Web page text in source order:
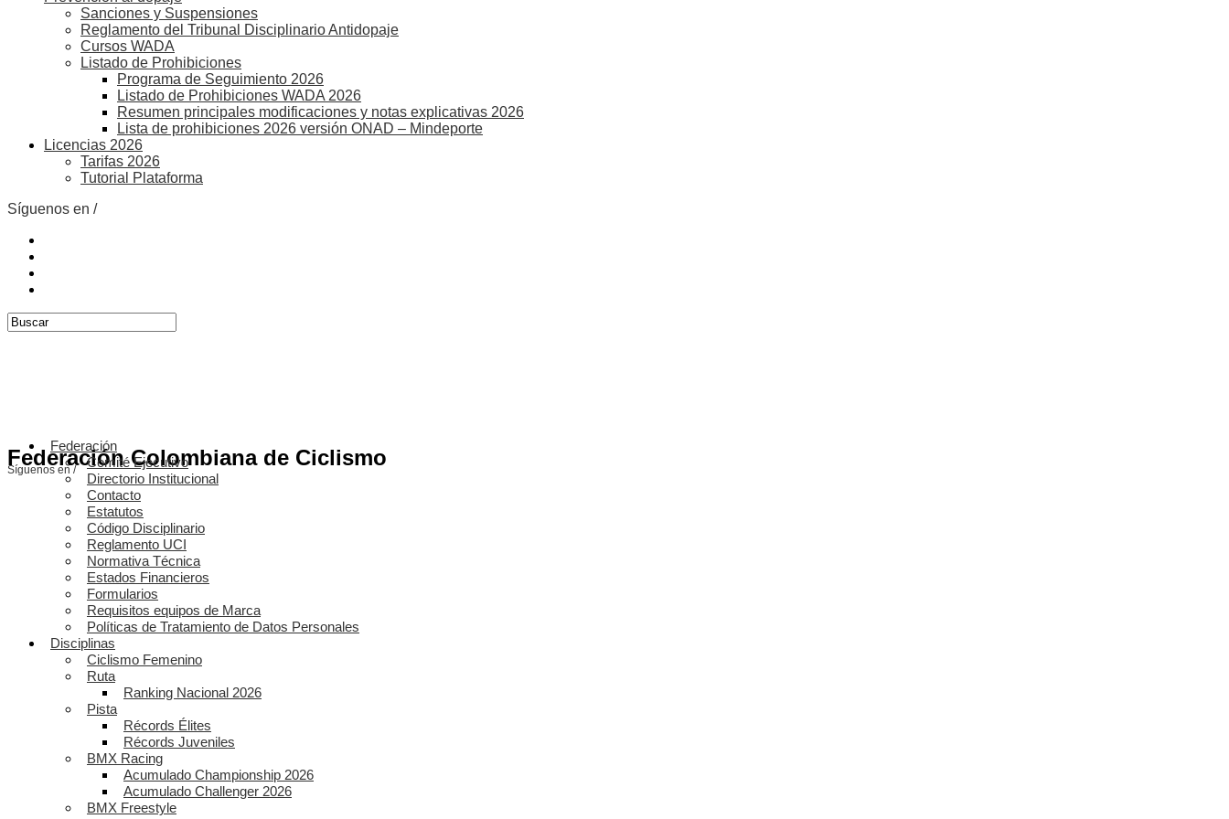
Sanciones y Suspensiones
Reglamento del Tribunal Disciplinario Antidopaje
Cursos WADA
Listado de Prohibiciones
Programa de Seguimiento 2026
Listado de Prohibiciones WADA 2026
Resumen principales modificaciones y notas explicativas 2026
Lista de prohibiciones 2026 versión ONAD – Mindeporte
Licencias 2026
Tarifas 2026
Tutorial Plataforma
Síguenos en /
Federación Colombiana de Ciclismo
Síguenos en /
Federación
Comité Ejecutivo
Directorio Institucional
Contacto
Estatutos
Código Disciplinario
Reglamento UCI
Normativa Técnica
Estados Financieros
Formularios
Requisitos equipos de Marca
Políticas de Tratamiento de Datos Personales
Disciplinas
Ciclismo Femenino
Ruta
Ranking Nacional 2026
Pista
Récords Élites
Récords Juveniles
BMX Racing
Acumulado Championship 2026
Acumulado Challenger 2026
BMX Freestyle